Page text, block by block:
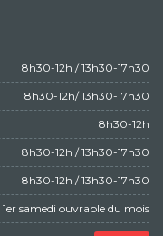
8h30-12h / 13h30-17h30
8h30-12h/ 13h30-17h30
8h30-12h
8h30-12h / 13h30-17h30
8h30-12h / 13h30-17h30
samedi ouvrable du mois